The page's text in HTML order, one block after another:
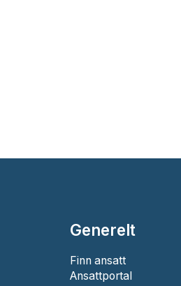
Generelt
Finn ansatt
Ansattportal